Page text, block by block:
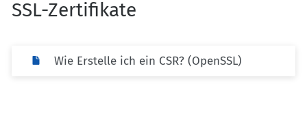
SSL-Zertifikate
Wie Erstelle ich ein CSR? (OpenSSL)